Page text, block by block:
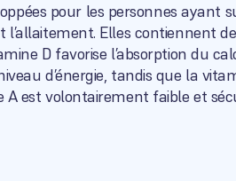
pour les personnes ayant
Elles contiennent
D favorise l’absorption du
d’énergie, tandis que la
est volontairement faible et